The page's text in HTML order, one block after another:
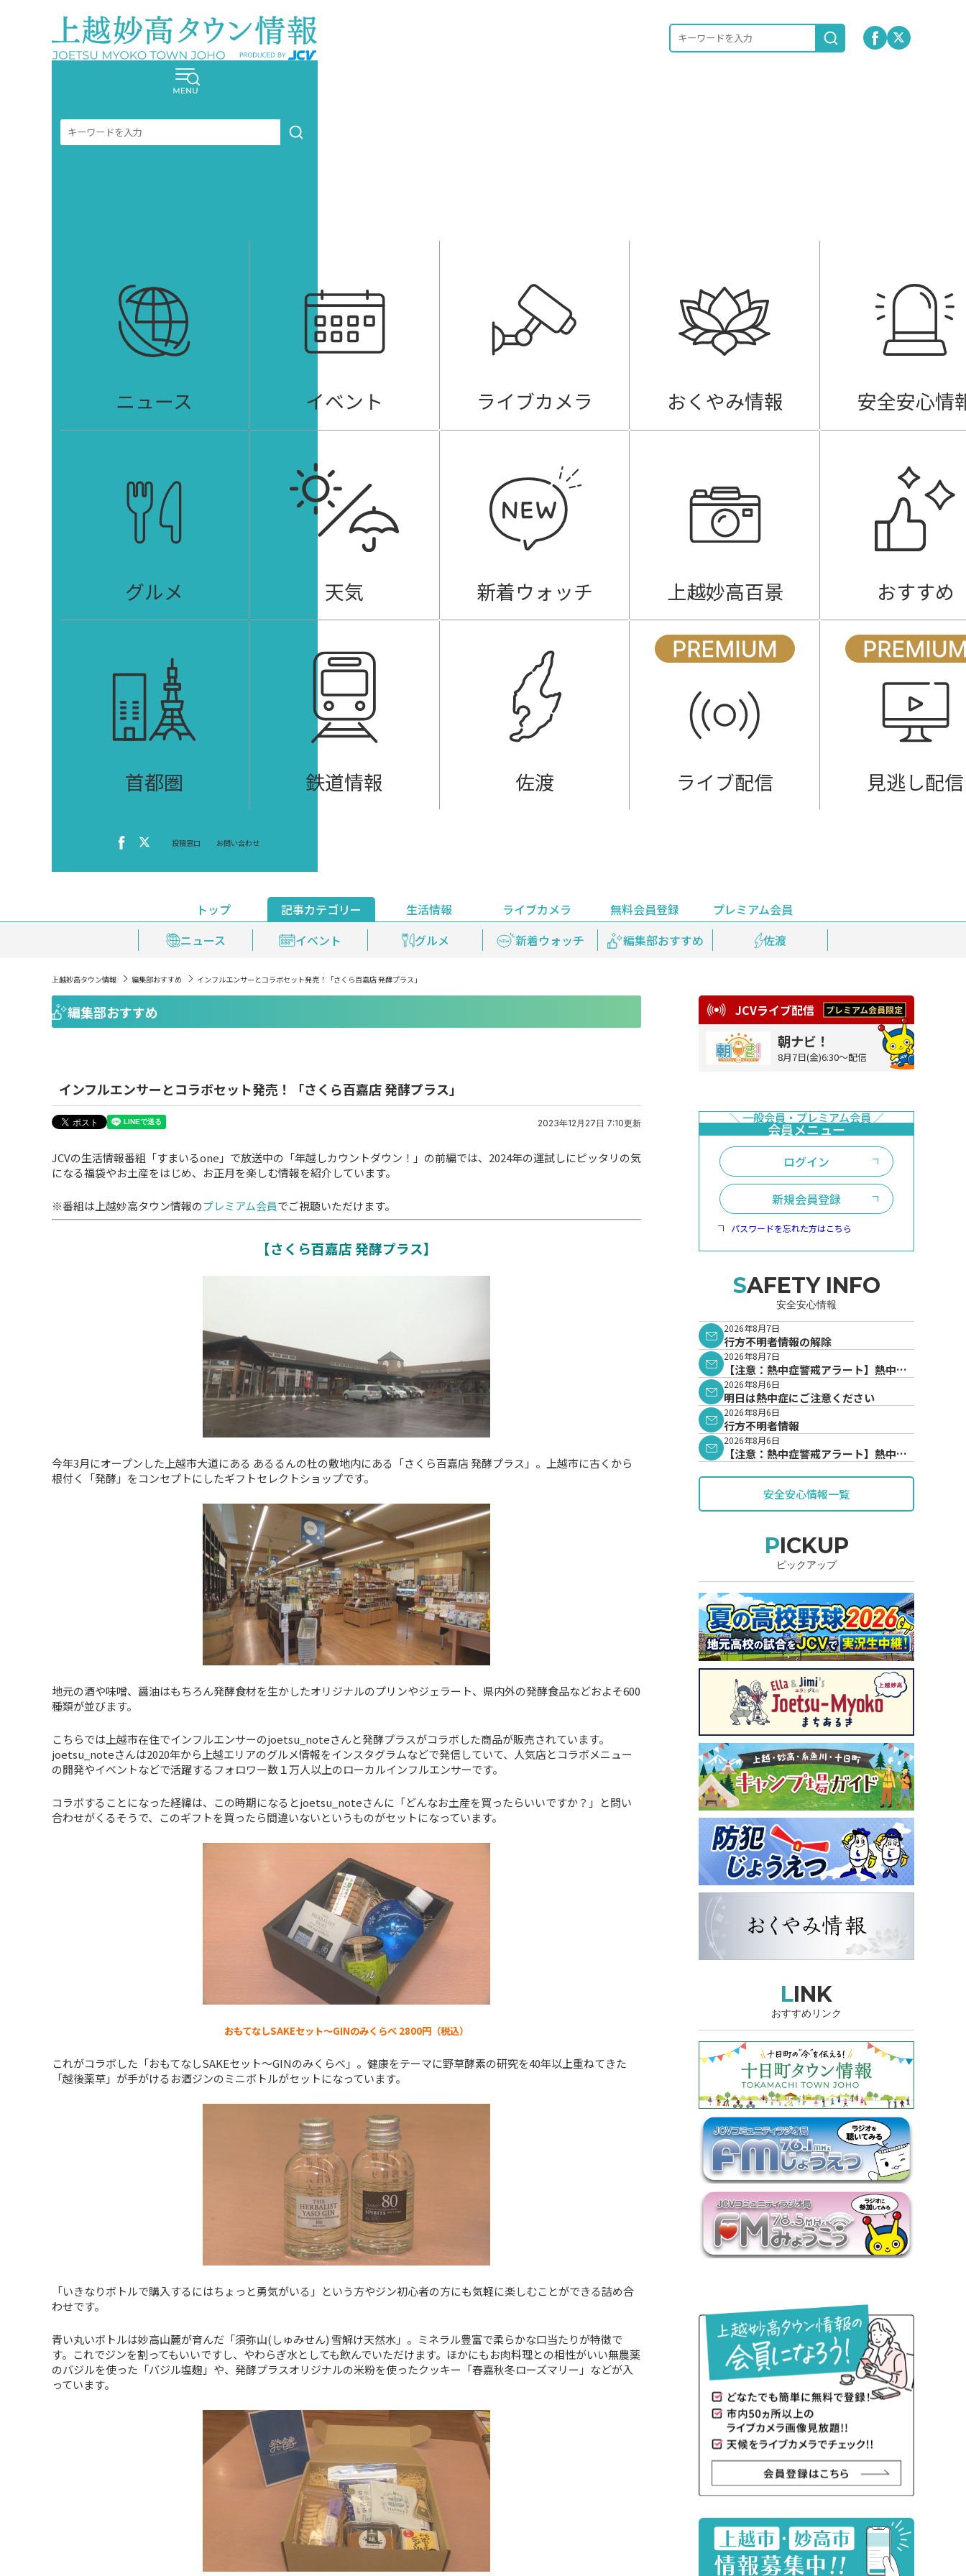
ニュース イベント ライブカメラ おくやみ情報 安全安心情
グルメ 天気 新着ウォッチ 上越妙高百景 おすすめ
首都圏 鉄道情報 佐渡 ライブ配信 見逃し配信
投稿窓口 お問い合わせ
トップ
記事カテゴリー
ニュース
イベント グルメ 新着ウォッチ 編集部おすすめ 佐渡
生活情報
おくやみ情報
安全安心情報 天気 上越妙高百景 鉄道情報
ライブカメラ 無料会員登録
プレミアム会員
ライブ配信
見逃し配信 プレミアム会員登録
上越妙高タウン情報 編集部おすすめ インフルエンサーとコラボセット発売！「さくら百嘉店 発酵プラス」
編集部おすすめ
インフルエンサーとコラボセット発売！「さくら百嘉店 発酵プラス」
2023年12月27日 7:10更新
JCVの生活情報番組「すまいるone」で放送中の「年越しカウントダウン！」の前編では、2024年の運試しにピッタリの気
になる福袋やお土産をはじめ、お正月を楽しむ情報を紹介しています。
※番組は上越妙高タウン情報のプレミアム会員でご視聴いただけます。
【さくら百嘉店 発酵プラス】
今年3月にオープンした上越市大道にある あるるんの杜の敷地内にある「さくら百嘉店 発酵プラス」。上越市に古くから
根付く「発酵」をコンセプトにしたギフトセレクトショップです。
地元の酒や味噌、醤油はもちろん発酵食材を生かしたオリジナルのプリンやジェラート、県内外の発酵食品などおよそ600
種類が並びます。
こちらでは上越市在住でインフルエンサーのjoetsu_noteさんと発酵プラスがコラボした商品が販売されています。
joetsu_noteさんは2020年から上越エリアのグルメ情報をインスタグラムなどで発信していて、人気店とコラボメニュー
の開発やイベントなどで活躍するフォロワー数１万人以上のローカルインフルエンサーです。
コラボすることになった経緯は、この時期になるとjoetsu_noteさんに「どんなお土産を買ったらいいですか？」と問い
合わせがくるそうで、このギフトを買ったら間違いないというものがセットになっています。
おもてなしSAKEセット〜GINのみくらべ 2800円（税込）
これがコラボした「おもてなしSAKEセット〜GINのみくらべ」。健康をテーマに野草酵素の研究を40年以上重ねてきた
「越後薬草」が手がけるお酒ジンのミニボトルがセットになっています。
「いきなりボトルで購入するにはちょっと勇気がいる」という方やジン初心者の方にも気軽に楽しむことができる詰め合
わせです。
青い丸いボトルは妙高山麓が育んだ「須弥山(しゅみせん) 雪解け天然水」。ミネラル豊富で柔らかな口当たりが特徴で
す。これでジンを割ってもいいですし、やわらぎ水としても飲んでいただけます。ほかにもお肉料理との相性がいい無農薬
のバジルを使った「バジル塩麹」や、発酵プラスオリジナルの米粉を使ったクッキー「春嘉秋冬ローズマリー」などが入
っています。
JCVライブ配信
朝ナビ！
8月7日(金)6:30～配信
ログイン
新規会員登録
パスワードを忘れた方はこちら
SAFETY INFO
安全安心情報
2026年8月7日
行方不明者情報の解除
2026年8月7日
【注意：熱中症警戒アラート】熱中症
警戒アラートが発表されています。
2026年8月6日
明日は熱中症にご注意ください
2026年8月6日
行方不明者情報
2026年8月6日
【注意：熱中症警戒アラート】熱中症
安全安心情報一覧
PICKUP
ピックアップ
LINK
おすすめリンク